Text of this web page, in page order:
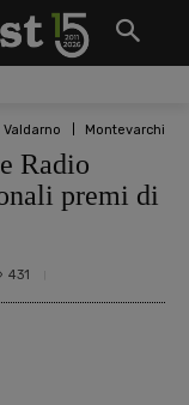
Valdarno Montevarchi
Radio
premi di
431